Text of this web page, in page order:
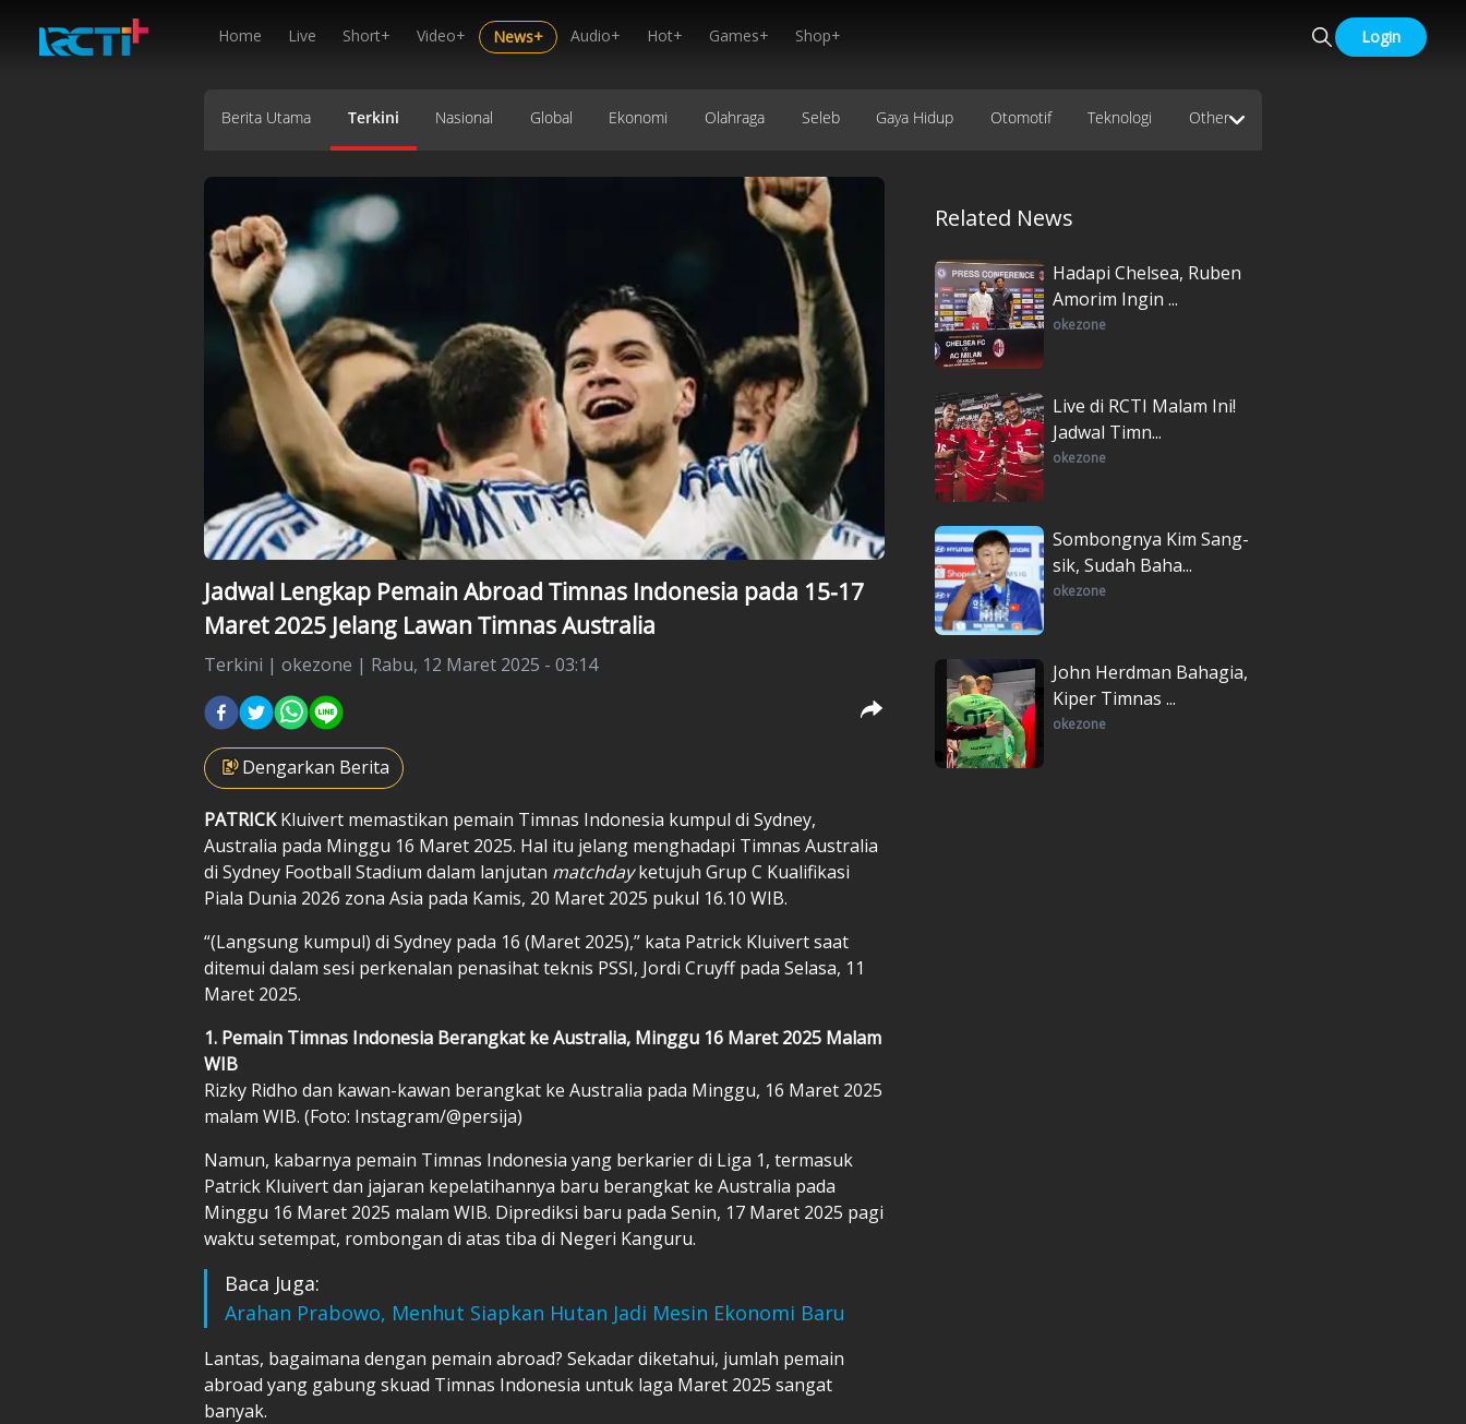
Home Live Short+ Video+ News+ Audio+ Hot+ Games+ Shop+ Login
Berita Utama Terkini Nasional Global Ekonomi Olahraga Seleb Gaya Hidup Otomotif Teknologi Other
Jadwal Lengkap Pemain Abroad Timnas Indonesia pada 15-17
Maret 2025 Jelang Lawan Timnas Australia
Terkini | okezone | Rabu, 12 Maret 2025 - 03:14
Dengarkan Berita
PATRICKKluivert memastikan pemain Timnas Indonesia kumpul di Sydney,
Australia pada Minggu 16 Maret 2025. Hal itu jelang menghadapi Timnas Australia
di Sydney Football Stadium dalam lanjutan matchdayketujuh Grup C Kualifikasi
Piala Dunia 2026 zona Asia pada Kamis, 20 Maret 2025 pukul 16.10 WIB.
“(Langsung kumpul) di Sydney pada 16 (Maret 2025),” kata Patrick Kluivert saat
ditemui dalam sesi perkenalan penasihat teknis PSSI, Jordi Cruyff pada Selasa, 11
Maret 2025.
1. Pemain Timnas Indonesia Berangkat ke Australia, Minggu 16 Maret 2025 Malam
WIB
Rizky Ridho dan kawan-kawan berangkat ke Australia pada Minggu, 16 Maret 2025
malam WIB. (Foto: Instagram/@persija)
Namun, kabarnya pemain Timnas Indonesia yang berkarier di Liga 1, termasuk
Patrick Kluivert dan jajaran kepelatihannya baru berangkat ke Australia pada
Minggu 16 Maret 2025 malam WIB. Diprediksi baru pada Senin, 17 Maret 2025 pagi
waktu setempat, rombongan di atas tiba di Negeri Kanguru.
Baca Juga:
Arahan Prabowo, Menhut Siapkan Hutan Jadi Mesin Ekonomi Baru
Lantas, bagaimana dengan pemain abroad? Sekadar diketahui, jumlah pemain
abroad yang gabung skuad Timnas Indonesia untuk laga Maret 2025 sangat
banyak.
Related News
Hadapi Chelsea, Ruben
Amorim Ingin ...
okezone
Live di RCTI Malam Ini!
Jadwal Timn...
okezone
Sombongnya Kim Sang-
sik, Sudah Baha...
okezone
John Herdman Bahagia,
Kiper Timnas ...
okezone